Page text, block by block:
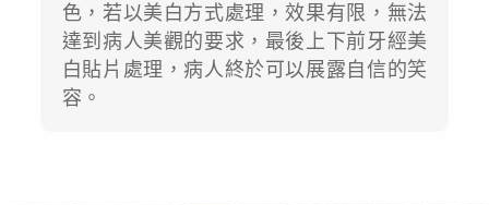
色，若以美白方式處理，效果有限，無法
達到病人美觀的要求，最後上下前牙經美
白貼片處理，病人終於可以展露自信的笑
容。